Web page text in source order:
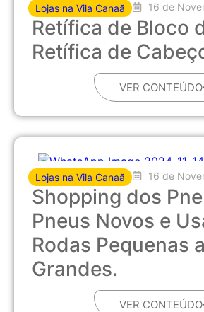
Lojas na Vila Canaã 16 de
Retífica de Bloco
Retífica de
VER CONTEÚDO
Lojas na Vila Canaã 16 de
Shopping dos
Pneus Novos e
Rodas Pequenas
Grandes.
VER CONTEÚDO